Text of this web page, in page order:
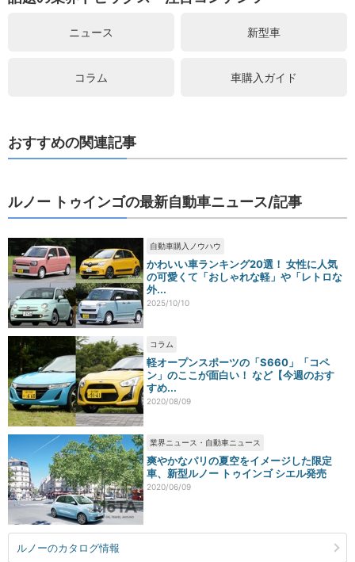
ニュース 新型車
コラム 車購入ガイド
おすすめの関連記事
ルノー トゥインゴの最新自動車ニュース/記事
自動車購入ノウハウ
かわいい車ランキング20選！ 女性に人気
の可愛くて「おしゃれな軽」や「レトロな
外...
2025/10/10
コラム
軽オープンスポーツの「S660」「コペ
ン」のここが面白い！ など【今週のおす
すめ...
2020/08/09
業界ニュース・自動車ニュース
爽やかなパリの夏空をイメージした限定
車、新型ルノー トゥインゴ シエル発売
2020/06/09
ルノーのカタログ情報